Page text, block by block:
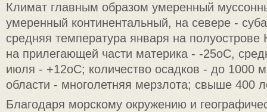
Климат главным образом умеренный
умеренный континентальный, на севере -
средняя температура января на полуострове
на прилегающей части материка - -25oC,
июля - +12oC; количество осадков - до 1000
области - многолетняя мерзлота; свыше 400
Благодаря морскому окружению и